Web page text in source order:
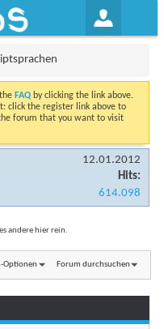
FAQ by clicking the link above.
click the register link above to
forum that you want to visit
12.01.2012
Hits:
614.098
andere hier rein.
Optionen Forum durchsuchen